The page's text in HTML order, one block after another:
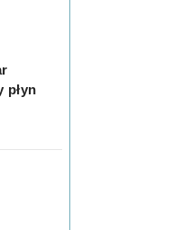
płyn